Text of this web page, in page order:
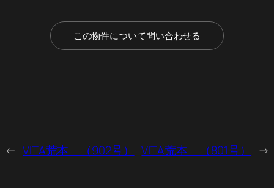
この物件について問い合わせる
← VITA荒本 （902号） VITA荒本 （801号） →